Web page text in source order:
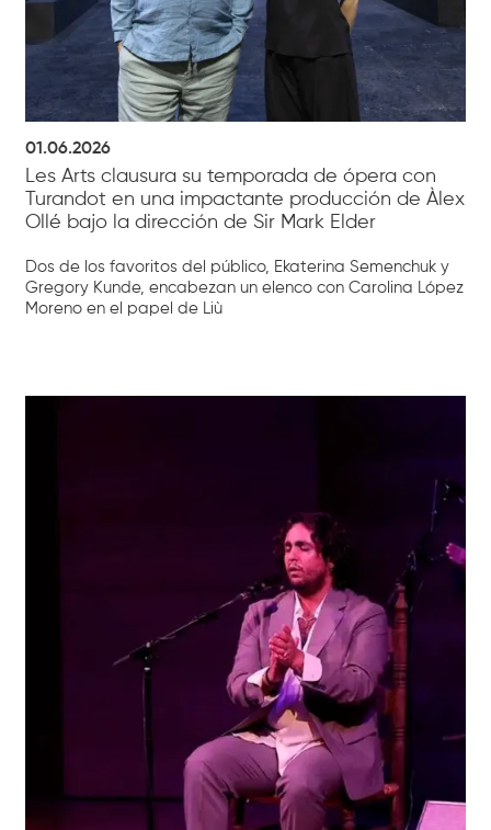
01.06.2026
Les Arts clausura su temporada de ópera con
Turandot en una impactante producción de Àlex
Ollé bajo la dirección de Sir Mark Elder
Dos de los favoritos del público, Ekaterina Semenchuk y
Gregory Kunde, encabezan un elenco con Carolina López
Moreno en el papel de Liù